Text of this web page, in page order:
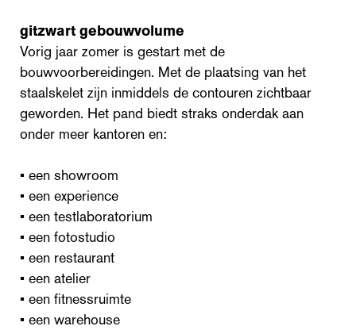
gitzwart gebouwvolume
Vorig jaar zomer is gestart met de
bouwvoorbereidingen. Met de plaatsing van het
staalskelet zijn inmiddels de contouren zichtbaar
geworden. Het pand biedt straks onderdak aan
onder meer kantoren en:
• een showroom
• een experience
• een testlaboratorium
• een fotostudio
• een restaurant
• een atelier
• een fitnessruimte
• een warehouse